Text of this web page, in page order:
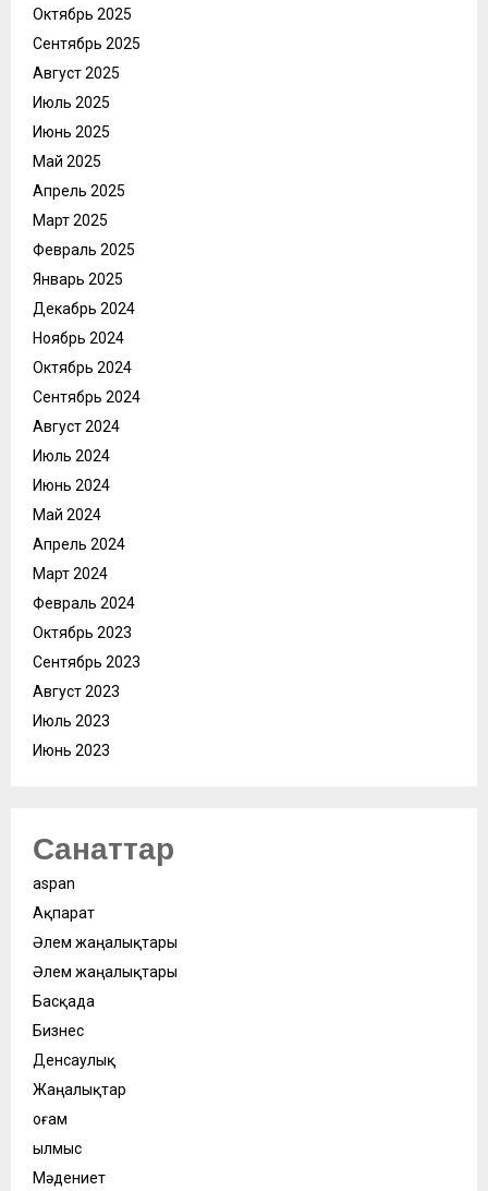
Октябрь 2025
Сентябрь 2025
Август 2025
Июль 2025
Июнь 2025
Май 2025
Апрель 2025
Март 2025
Февраль 2025
Январь 2025
Декабрь 2024
Ноябрь 2024
Октябрь 2024
Сентябрь 2024
Август 2024
Июль 2024
Июнь 2024
Май 2024
Апрель 2024
Март 2024
Февраль 2024
Октябрь 2023
Сентябрь 2023
Август 2023
Июль 2023
Июнь 2023
Санаттар
aspan
Ақпарат
Әлем жаңалықтары
Әлем жаңалықтары
Басқада
Бизнес
Денсаулық
Жаңалықтар
Қоғам
Қылмыс
Мәдениет